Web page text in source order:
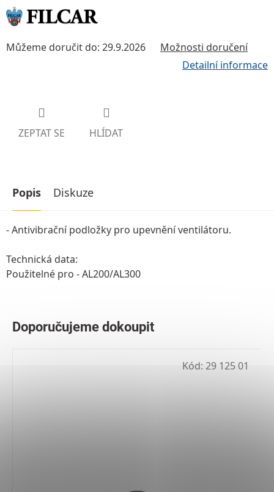
Můžeme doručit do: 29.9.2026 Možnosti doručení
Detailní informace
ZEPTAT SE HLÍDAT
Popis Diskuze
- Antivibrační podložky pro upevnění ventilátoru.
Technická data:
Použitelné pro - AL200/AL300
Kód: 29 125 01